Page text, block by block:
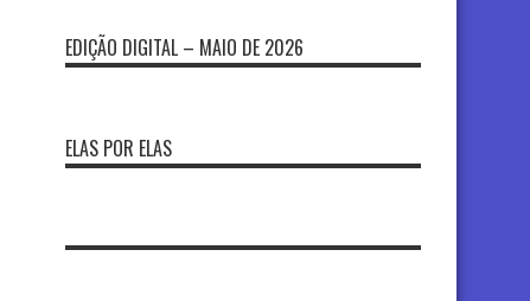
EDIÇÃO DIGITAL – MAIO DE 2026
ELAS POR ELAS